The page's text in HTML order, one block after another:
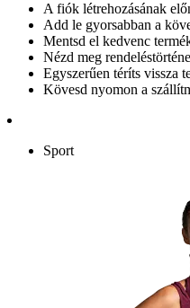
A fiók létrehozásának
Add le gyorsabban a
Mentsd el kedvenc
Nézd meg
Egyszerűen téríts vissza
Kövesd nyomon a
Sport